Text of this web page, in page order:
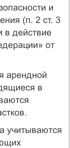
и
(п. 2 ст. 3
в действие
от
арендной
в
учитываются